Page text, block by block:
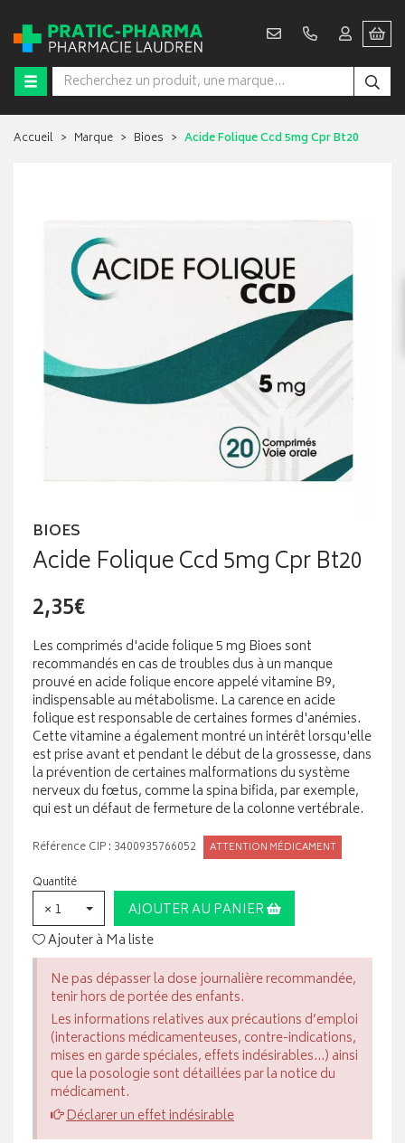
Accueil Marque Bioes Acide Folique Ccd 5mg Cpr Bt20
BIOES
Acide Folique Ccd 5mg Cpr Bt20
2,35€
Les comprimés d'acide folique 5 mg Bioes sont
recommandés en cas de troubles dus à un manque
prouvé en acide folique encore appelé vitamine B9,
indispensable au métabolisme. La carence en acide
folique est responsable de certaines formes d'anémies.
Cette vitamine a également montré un intérêt lorsqu'elle
est prise avant et pendant le début de la grossesse, dans
la prévention de certaines malformations du système
nerveux du fœtus, comme la spina bifida, par exemple,
qui est un défaut de fermeture de la colonne vertébrale.
Référence CIP : 3400935766052 ATTENTION MÉDICAMENT
Quantité
× 1
AJOUTER AU PANIER
Ajouter à Ma liste
Ne pas dépasser la dose journalière recommandée,
tenir hors de portée des enfants.
Les informations relatives aux précautions d’emploi
(interactions médicamenteuses, contre-indications,
mises en garde spéciales, effets indésirables...) ainsi
que la posologie sont détaillées par la notice du
médicament.
Déclarer un effet indésirable